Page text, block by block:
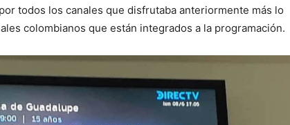
todos los canales que disfrutaba anteriormente más lo
colombianos que están integrados a la programación.